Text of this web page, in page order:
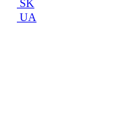
SK
UA